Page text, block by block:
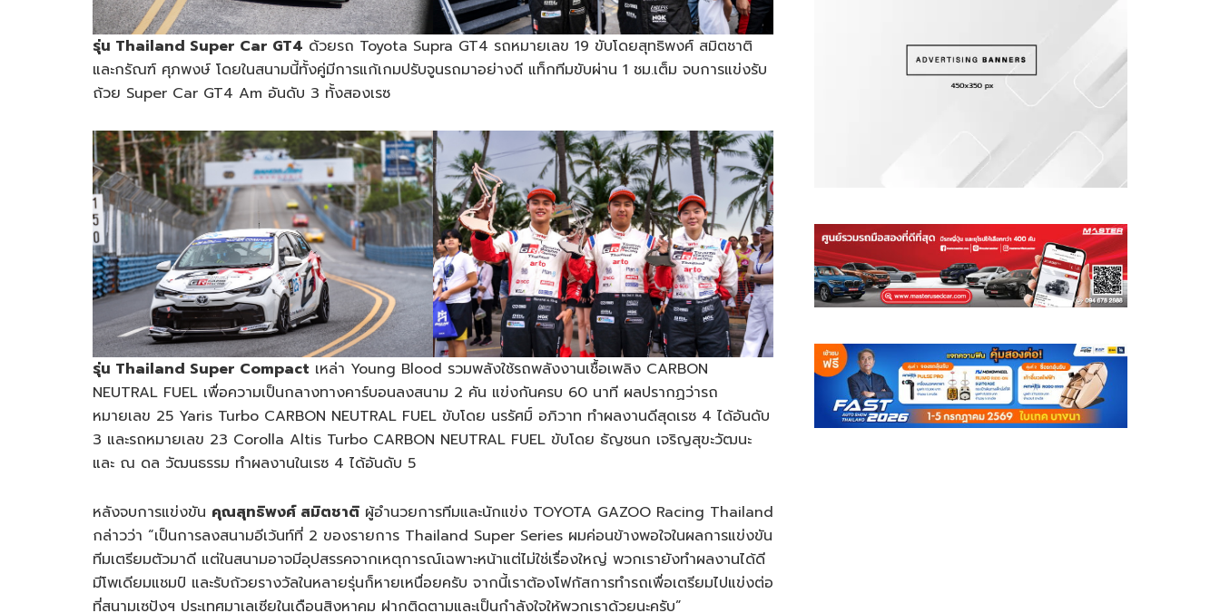
รุ่น Thailand Super Car GT4 ด้วยรถ Toyota Supra GT4 รถหมายเลข 19 ขับโดยสุทธิพงศ์ สมิตชาติ
และกรัณฑ์ ศุภพงษ์ โดยในสนามนี้ทั้งคู่มีการแก้เกมปรับจูนรถมาอย่างดี แท็กทีมขับผ่าน 1 ชม.เต็ม จบการแข่งรับ
ถ้วย Super Car GT4 Am อันดับ 3 ทั้งสองเรซ
รุ่น Thailand Super Compact เหล่า Young Blood รวมพลังใช้รถพลังงานเชื้อเพลิง CARBON
NEUTRAL FUEL เพื่อความเป็นกลางทางคาร์บอนลงสนาม 2 คัน แข่งกันครบ 60 นาที ผลปรากฏว่ารถ
หมายเลข 25 Yaris Turbo CARBON NEUTRAL FUEL ขับโดย นรรัศมิ์ อภิวาท ทำผลงานดีสุดเรซ 4 ได้อันดับ
3 และรถหมายเลข 23 Corolla Altis Turbo CARBON NEUTRAL FUEL ขับโดย ธัญชนก เจริญสุขะวัฒนะ
และ ณ ดล วัฒนธรรม ทำผลงานในเรซ 4 ได้อันดับ 5
หลังจบการแข่งขัน คุณสุทธิพงศ์ สมิตชาติ ผู้อำนวยการทีมและนักแข่ง TOYOTA GAZOO Racing Thailand
กล่าวว่า “เป็นการลงสนามอีเว้นท์ที่ 2 ของรายการ Thailand Super Series ผมค่อนข้างพอใจในผลการแข่งขัน
ทีมเตรียมตัวมาดี แต่ในสนามอาจมีอุปสรรคจากเหตุการณ์เฉพาะหน้าแต่ไม่ใช่เรื่องใหญ่ พวกเรายังทำผลงานได้ดี
มีโพเดียมแชมป์ และรับถ้วยรางวัลในหลายรุ่นก็หายเหนื่อยครับ จากนี้เราต้องโฟกัสการทำรถเพื่อเตรียมไปแข่งต่อ
ที่สนามเซปังฯ ประเทศมาเลเซียในเดือนสิงหาคม ฝากติดตามและเป็นกำลังใจให้พวกเราด้วยนะครับ”